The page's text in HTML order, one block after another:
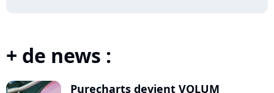
+ de news :
Purecharts devient VOLUM